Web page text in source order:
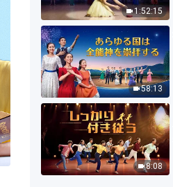
1:52:15
58:13
8:08